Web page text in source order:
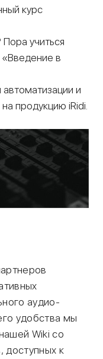
курс
учиться
в
и
продукцию iRidi.
аудио-
удобства мы
Wiki со
доступных к